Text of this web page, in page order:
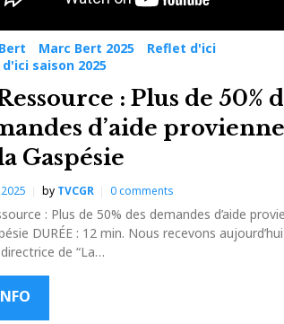
Marc Bert 2025
Reflet d'ici
saison 2025
: Plus de 50%
d’aide
Gaspésie
by TVCGR 0comments
: Plus de 50% des demandes d’aide
DURÉE : 12 min. Nous recevons
de “La…